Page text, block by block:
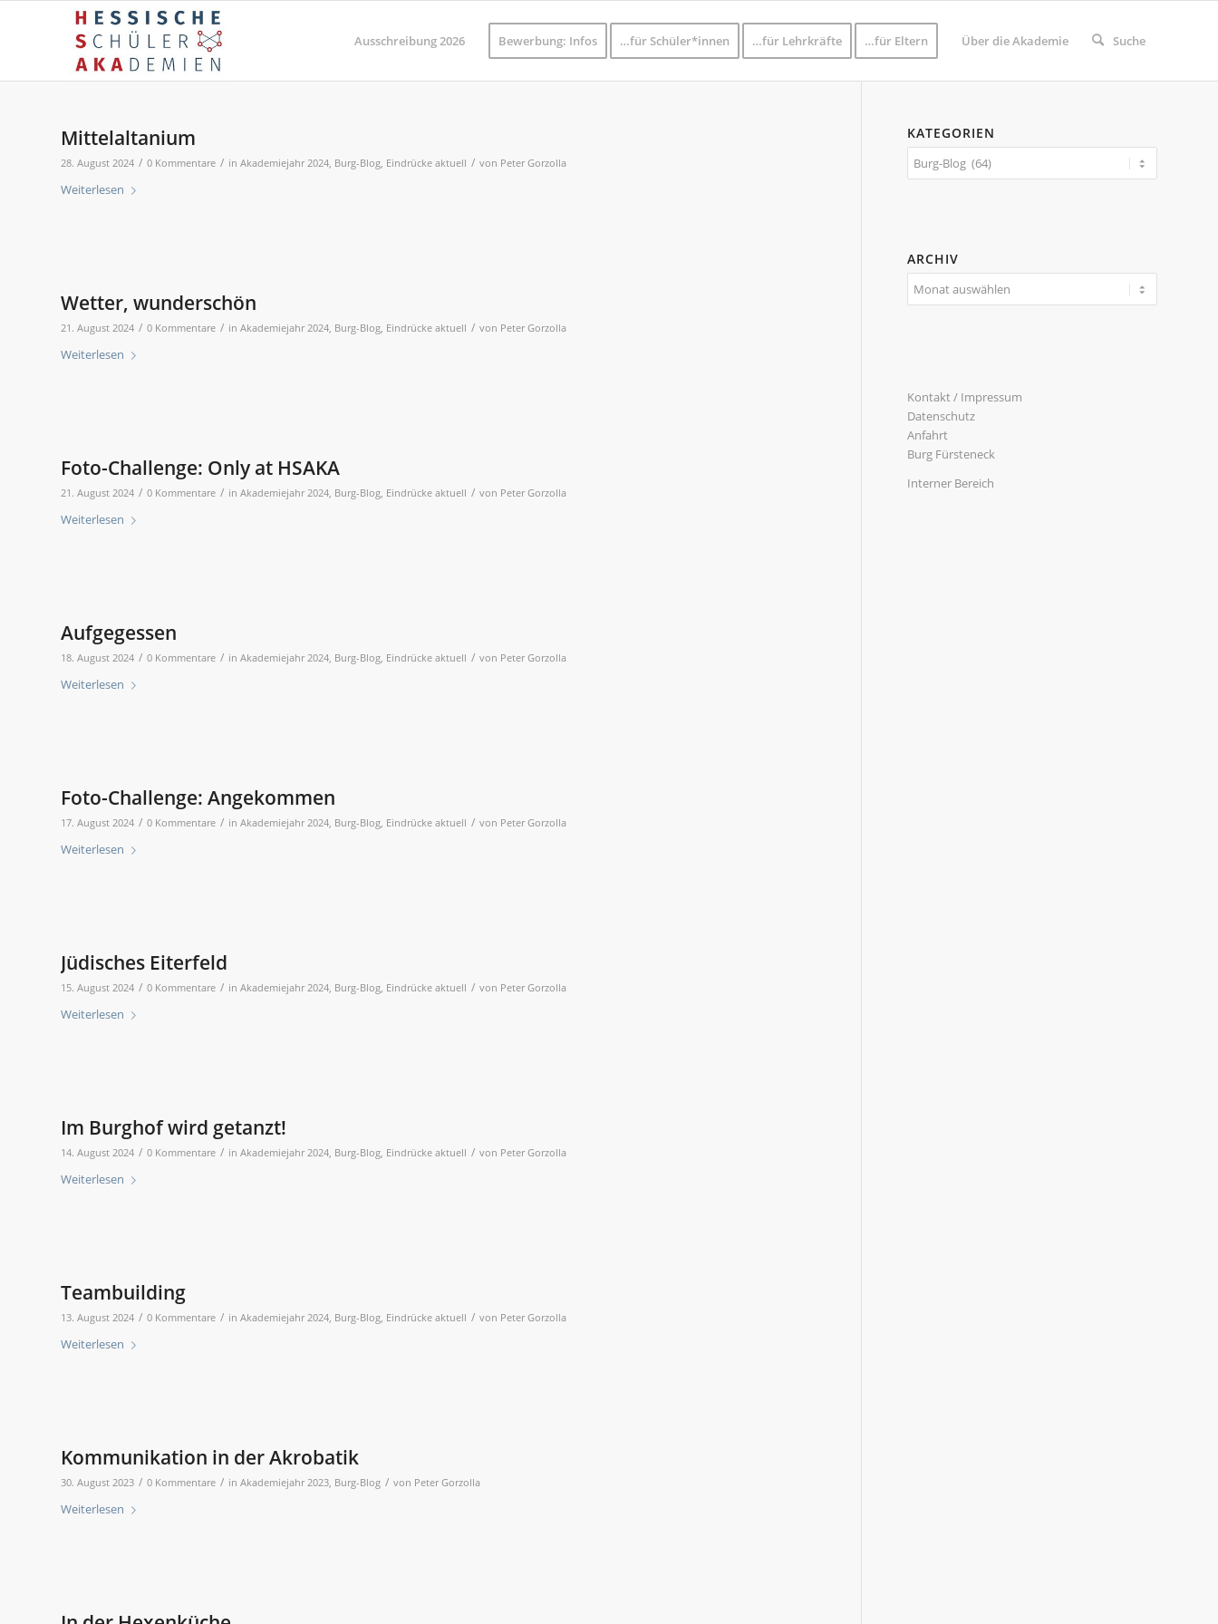
Ausschreibung 2026 Bewerbung: Infos …für Schüler*innen …für Lehrkräfte …für Eltern Über die Akademie Suche
Mittelaltanium
28. August 2024 / 0 Kommentare / in Akademiejahr 2024, Burg-Blog, Eindrücke aktuell / von Peter Gorzolla
Weiterlesen
Wetter, wunderschön
21. August 2024 / 0 Kommentare / in Akademiejahr 2024, Burg-Blog, Eindrücke aktuell / von Peter Gorzolla
Weiterlesen
Foto-Challenge: Only at HSAKA
21. August 2024 / 0 Kommentare / in Akademiejahr 2024, Burg-Blog, Eindrücke aktuell / von Peter Gorzolla
Weiterlesen
Aufgegessen
18. August 2024 / 0 Kommentare / in Akademiejahr 2024, Burg-Blog, Eindrücke aktuell / von Peter Gorzolla
Weiterlesen
Foto-Challenge: Angekommen
17. August 2024 / 0 Kommentare / in Akademiejahr 2024, Burg-Blog, Eindrücke aktuell / von Peter Gorzolla
Weiterlesen
Jüdisches Eiterfeld
15. August 2024 / 0 Kommentare / in Akademiejahr 2024, Burg-Blog, Eindrücke aktuell / von Peter Gorzolla
Weiterlesen
Im Burghof wird getanzt!
14. August 2024 / 0 Kommentare / in Akademiejahr 2024, Burg-Blog, Eindrücke aktuell / von Peter Gorzolla
Weiterlesen
Teambuilding
13. August 2024 / 0 Kommentare / in Akademiejahr 2024, Burg-Blog, Eindrücke aktuell / von Peter Gorzolla
Weiterlesen
Kommunikation in der Akrobatik
30. August 2023 / 0 Kommentare / in Akademiejahr 2023, Burg-Blog / von Peter Gorzolla
Weiterlesen
KATEGORIEN
Kategorien
ARCHIV
Kontakt / Impressum
Datenschutz
Anfahrt
Burg Fürsteneck
Interner Bereich